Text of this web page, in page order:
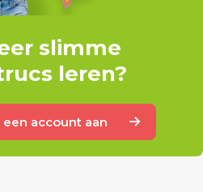
slimme
leren?
een account aan